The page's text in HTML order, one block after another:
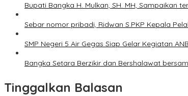
Bupati Bangka H. Mulkan, SH. MH, Sampaikan
Sebar nomor pribadi, Ridwan S.PKP Kepala
SMP Negeri 5 Air Gegas Siap Gelar Kegiatan
Bangka Setara Berzikir dan Bershalawat
Tinggalkan Balasan